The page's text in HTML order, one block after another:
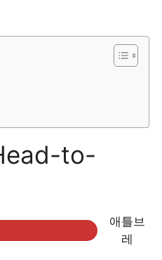
to-
애틀브
레